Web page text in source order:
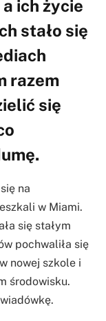
ich życie
stało się
razem
się
na
w Miami.
się stałym
pochwaliła się
nowej szkole i
środowisku.